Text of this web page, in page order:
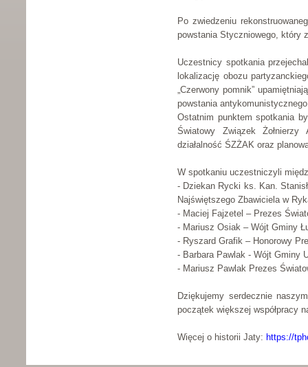
Po zwiedzeniu
powstania Styczniowego, który
Uczestnicy spotkania
lokalizację obozu
„Czerwony pomnik”
powstania
Ostatnim punktem spotkania
Światowy Związek
działalność ŚZŻAK oraz
W spotkaniu uczestniczyli
- Dziekan Rycki ks. Kan.
Najświętszego Zbawiciela w
- Maciej Fajzetel – Prezes
- Mariusz Osiak – Wójt Gminy
- Ryszard Grafik – Honorowy
- Barbara Pawlak - Wójt Gminy
- Mariusz Pawlak Prezes
Dziękujemy serdecznie
początek większej współpracy
Więcej o historii Jaty: https://